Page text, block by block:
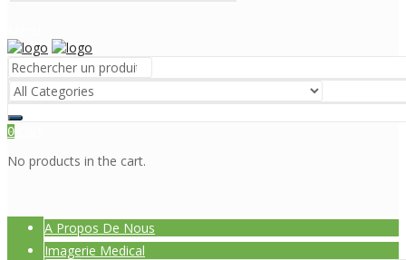
0
No products in the cart.
A Propos De Nous
Imagerie Medical